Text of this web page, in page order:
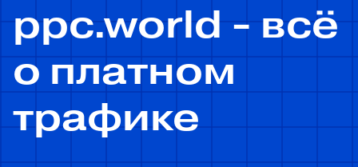
ppc.world - всё
о платном
трафике